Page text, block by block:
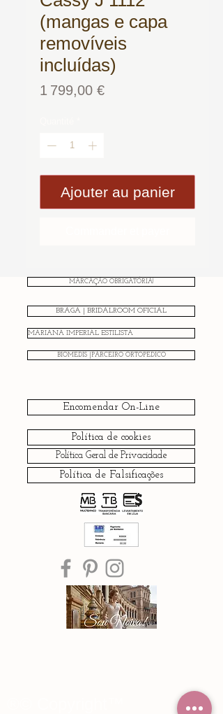
(mangas e capa
removíveis
incluídas)
1 799,00 €Prix
Ajouter au panier
MARCAÇÃO OBRIGATÓRIA!
BRAGA | BRIDALROOM OFICIAL
MARIANA IMPERIAL ESTILISTA
BIOMEDIS |PARCEIRO ORTOPÉDICO
Encomendar On-Line
Política de cookies
Política Geral de Privacidade
Política de Falsificações